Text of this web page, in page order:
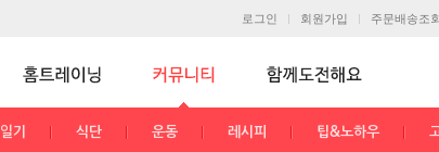
로그인 회원가입 주문배송조
일기 식단 운동 레시피 팁&노하우